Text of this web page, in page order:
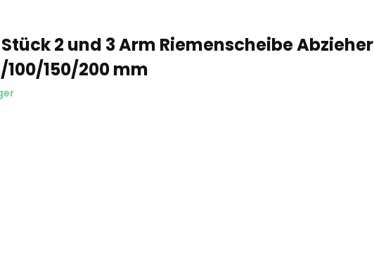
Stück 2 und 3 Arm Riemenscheibe Abzieher
100/150/200 mm